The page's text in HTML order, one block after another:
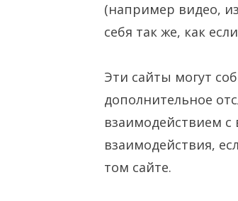
(например видео,
себя так же, как
Эти сайты могут
дополнительное
взаимодействием
взаимодействия,
том сайте.